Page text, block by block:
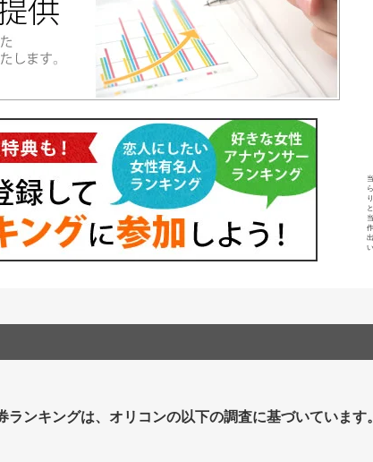
ランキングは、オリコンの以下の調査に基づいています。